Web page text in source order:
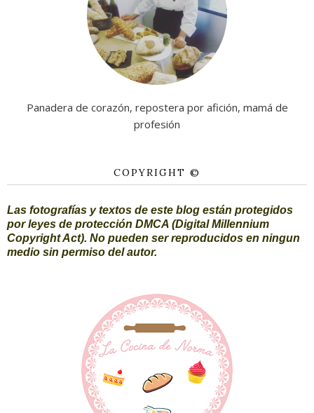
Panadera de corazón, repostera por afición, mamá de
profesión
COPYRIGHT ©
Las fotografías y textos de este blog están protegidos
por leyes de protección DMCA (Digital Millennium
Copyright Act). No pueden ser reproducidos en ningun
medio sin permiso del autor.